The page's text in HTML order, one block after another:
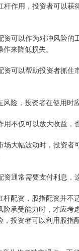
杆作用，投资者可以获
资可以作为对冲风险的
来降低损失。
资可以帮助投资者抓住
险，投资者在使用时
不仅可以放大收益，
场大幅波动时，投资者
通常需要支付利息，
杆配资，股指配资并不
险承受能力时，才应考
，投资者可以利用股指